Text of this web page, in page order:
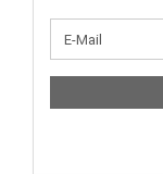
ZUR
E-
Mail